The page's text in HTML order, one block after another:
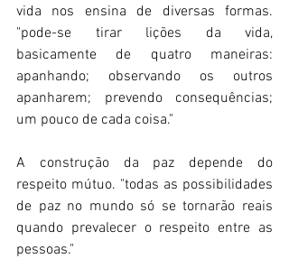
vida nos ensina de diversas formas.
"pode-se tirar lições da vida,
basicamente de quatro maneiras:
apanhando; observando os outros
apanharem; prevendo consequências;
um pouco de cada coisa."
A construção da paz depende do
respeito mútuo. "todas as possibilidades
de paz no mundo só se tornarão reais
quando prevalecer o respeito entre as
pessoas."